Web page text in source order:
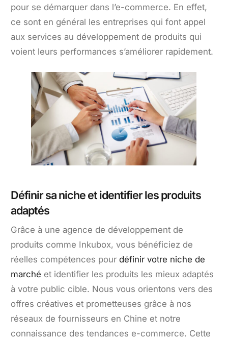
pour se démarquer dans l’e-commerce. En effet,
ce sont en général les entreprises qui font appel
aux services au développement de produits qui
voient leurs performances s’améliorer rapidement.
Définir sa niche et identifier les produits
adaptés
Grâce à une agence de développement de
produits comme Inkubox, vous bénéficiez de
réelles compétences pourdéfinir votre niche de
marché et identifier les produits les mieux adaptés
à votre public cible. Nous vous orientons vers des
offres créatives et prometteuses grâce à nos
réseaux de fournisseurs en Chine et notre
connaissance des tendances e-commerce. Cette